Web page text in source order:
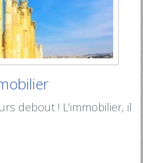
debout ! L’immobilier, il